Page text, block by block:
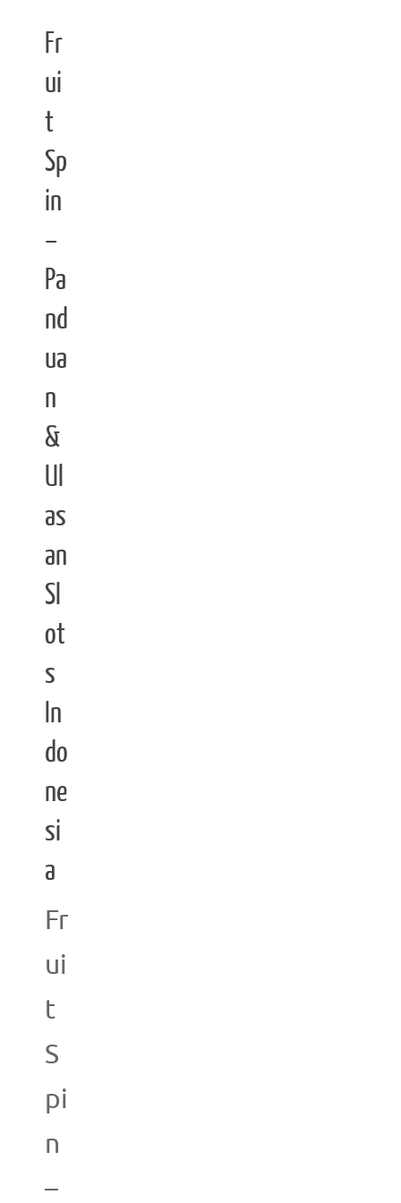
Fr
ui
t
Sp
in
–
Pa
nd
ua
n
&
Ul
as
an
Sl
ot
s
In
do
ne
si
a
Fr
ui
t
S
pi
n
–